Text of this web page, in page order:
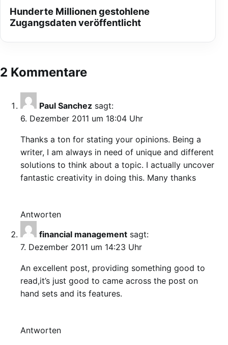
Hunderte Millionen gestohlene
Zugangsdaten veröffentlicht
2 Kommentare
Paul Sanchez sagt:
6. Dezember 2011 um 18:04 Uhr
Thanks a ton for stating your opinions. Being a
writer, I am always in need of unique and different
solutions to think about a topic. I actually uncover
fantastic creativity in doing this. Many thanks
Antworten
financial management sagt:
7. Dezember 2011 um 14:23 Uhr
An excellent post, providing something good to
read,it’s just good to came across the post on
hand sets and its features.
Antworten